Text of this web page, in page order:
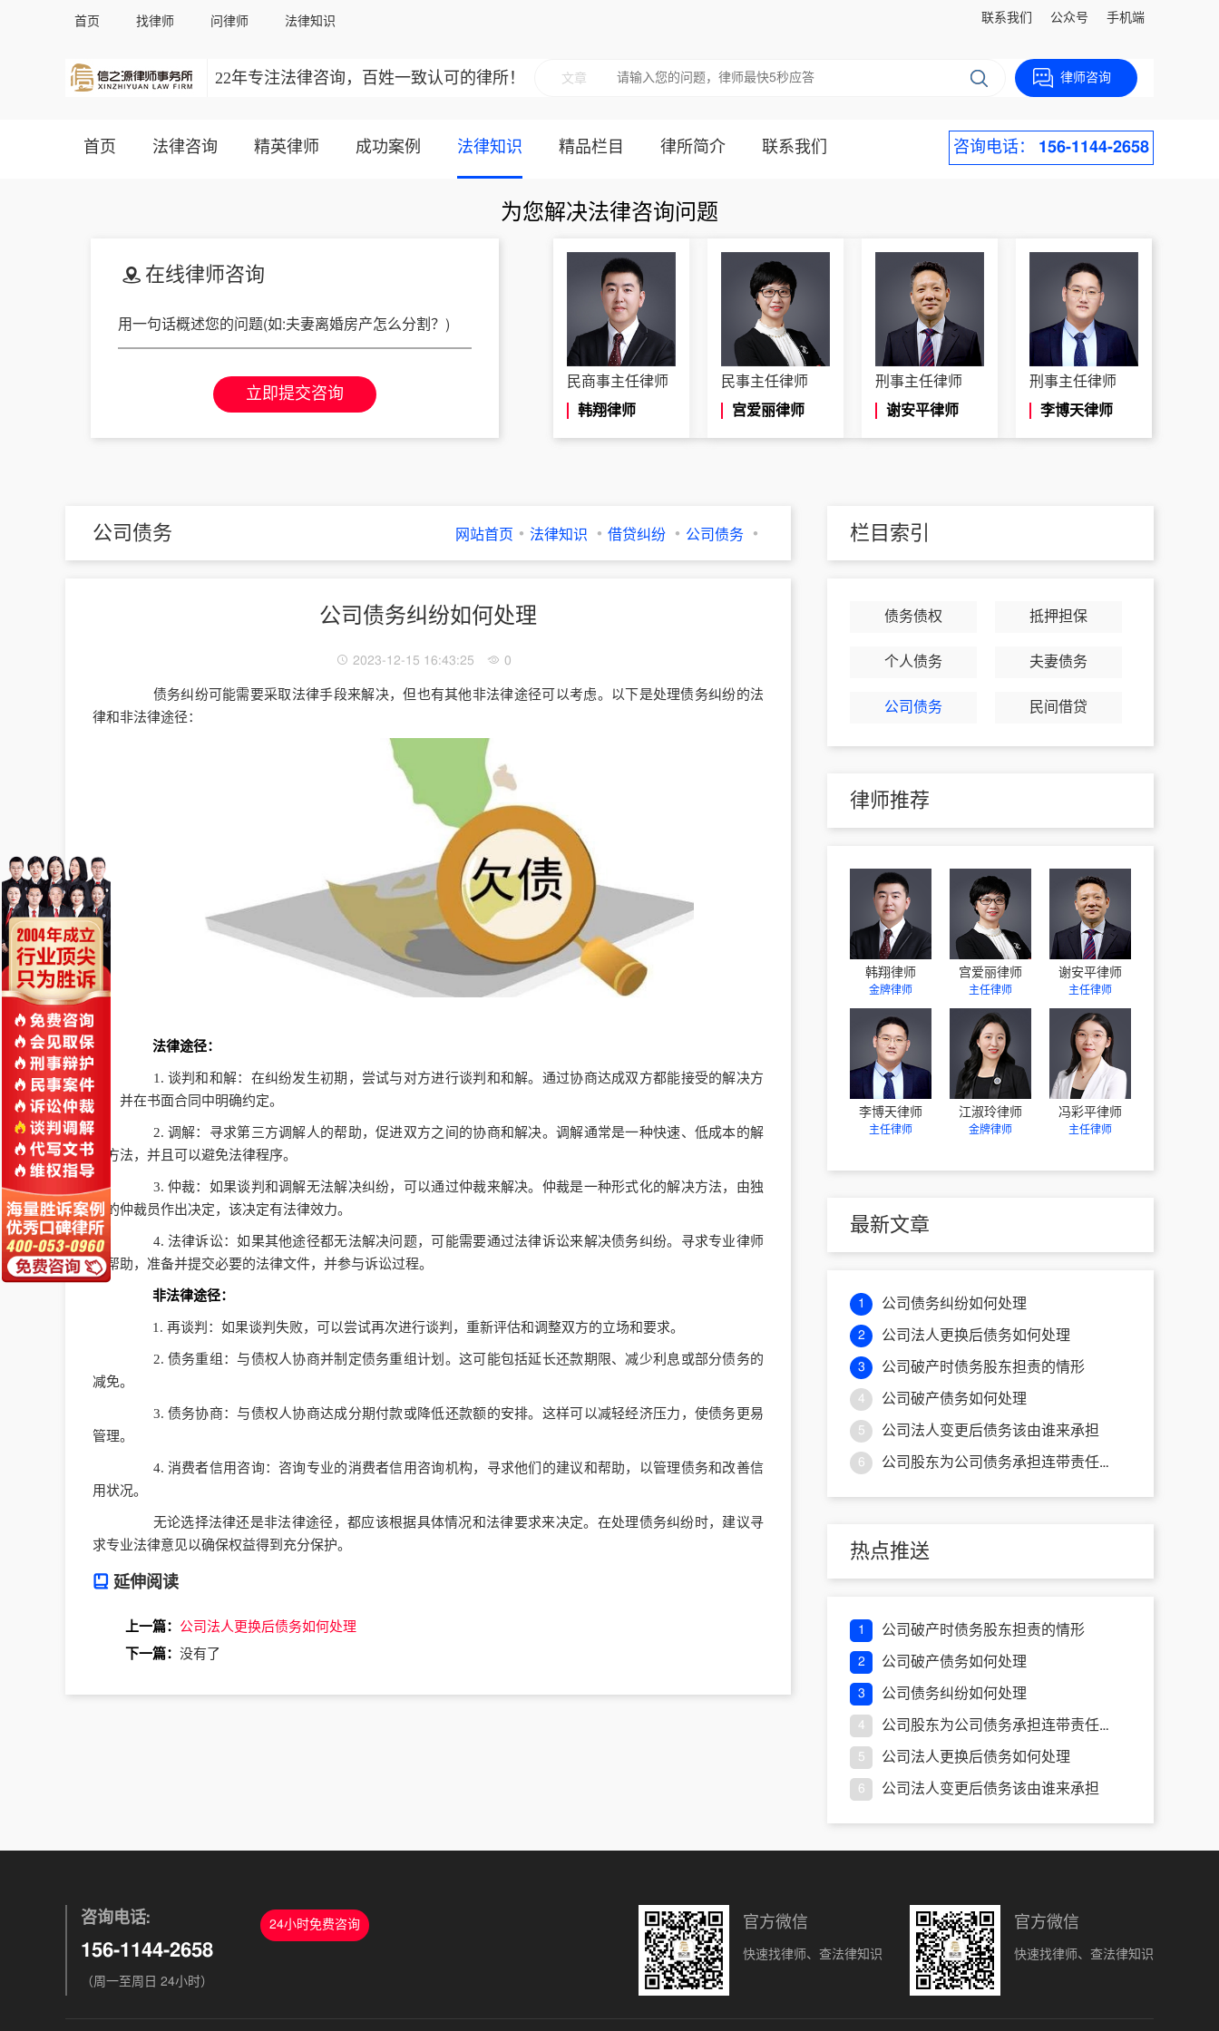
首页 找律师 问律师 法律知识 联系我们 公众号 手机端
22年专注法律咨询，百姓一致认可的律所！ 文章 律师咨询
首页 法律咨询 精英律师 成功案例 法律知识 精品栏目 律所简介 联系我们 咨询电话： 156-1144-2658
为您解决法律咨询问题
在线律师咨询
立即提交咨询
民商事主任律师
韩翔律师
民事主任律师
宫爱丽律师
刑事主任律师
谢安平律师
刑事主任律师
李博天律师
公司债务 网站首页 法律知识 借贷纠纷 公司债务
公司债务纠纷如何处理
2023-12-15 16:43:25 0
债务纠纷可能需要采取法律手段来解决，但也有其他非法律途径可以考虑。以下是处理债务纠纷的法
律和非法律途径：
法律途径：
1. 谈判和和解：在纠纷发生初期，尝试与对方进行谈判和和解。通过协商达成双方都能接受的解决方
案，并在书面合同中明确约定。
2. 调解：寻求第三方调解人的帮助，促进双方之间的协商和解决。调解通常是一种快速、低成本的解
决方法，并且可以避免法律程序。
3. 仲裁：如果谈判和调解无法解决纠纷，可以通过仲裁来解决。仲裁是一种形式化的解决方法，由独
立的仲裁员作出决定，该决定有法律效力。
4. 法律诉讼：如果其他途径都无法解决问题，可能需要通过法律诉讼来解决债务纠纷。寻求专业律师
的帮助，准备并提交必要的法律文件，并参与诉讼过程。
非法律途径：
1. 再谈判：如果谈判失败，可以尝试再次进行谈判，重新评估和调整双方的立场和要求。
2. 债务重组：与债权人协商并制定债务重组计划。这可能包括延长还款期限、减少利息或部分债务的
减免。
3. 债务协商：与债权人协商达成分期付款或降低还款额的安排。这样可以减轻经济压力，使债务更易
管理。
4. 消费者信用咨询：咨询专业的消费者信用咨询机构，寻求他们的建议和帮助，以管理债务和改善信
用状况。
无论选择法律还是非法律途径，都应该根据具体情况和法律要求来决定。在处理债务纠纷时，建议寻
求专业法律意见以确保权益得到充分保护。
延伸阅读
上一篇： 公司法人更换后债务如何处理
下一篇： 没有了
栏目索引
债务债权 抵押担保
个人债务 夫妻债务
公司债务 民间借贷
律师推荐
韩翔律师
金牌律师
宫爱丽律师
主任律师
谢安平律师
主任律师
李博天律师
主任律师
江淑玲律师
金牌律师
冯彩平律师
主任律师
最新文章
1 公司债务纠纷如何处理
2 公司法人更换后债务如何处理
3 公司破产时债务股东担责的情形
4 公司破产债务如何处理
5 公司法人变更后债务该由谁来承担
6 公司股东为公司债务承担连带责任的情形
热点推送
1 公司破产时债务股东担责的情形
2 公司破产债务如何处理
3 公司债务纠纷如何处理
4 公司股东为公司债务承担连带责任的情形
5 公司法人更换后债务如何处理
6 公司法人变更后债务该由谁来承担
咨询电话:
156-1144-2658
（周一至周日 24小时）
24小时免费咨询 官方微信
快速找律师、查法律知识
官方微信
快速找律师、查法律知识